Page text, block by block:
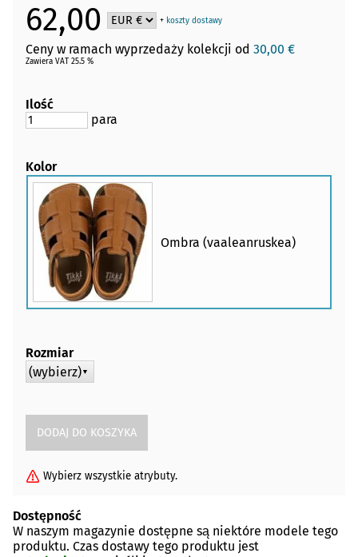
62,00 + koszty dostawy
Ceny w ramach wyprzedaży kolekcji od 30,00 €
Zawiera VAT 25.5 %
Ilość
para
Kolor
Ombra (vaaleanruskea)
Rozmiar
(wybierz) ▼
Wybierz wszystkie atrybuty.
Dostępność
W naszym magazynie dostępne są niektóre modele tego
produktu. Czas dostawy tego produktu jest